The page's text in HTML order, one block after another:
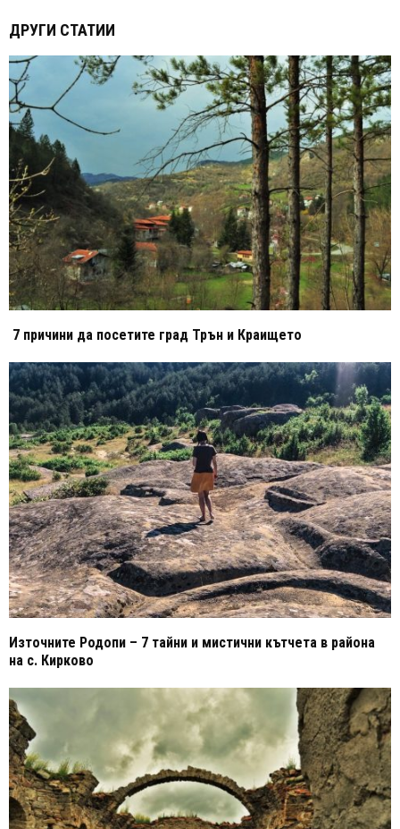
ДРУГИ СТАТИИ
7 причини да посетите град Трън и Краището
Източните Родопи – 7 тайни и мистични кътчета в района
на с. Кирково